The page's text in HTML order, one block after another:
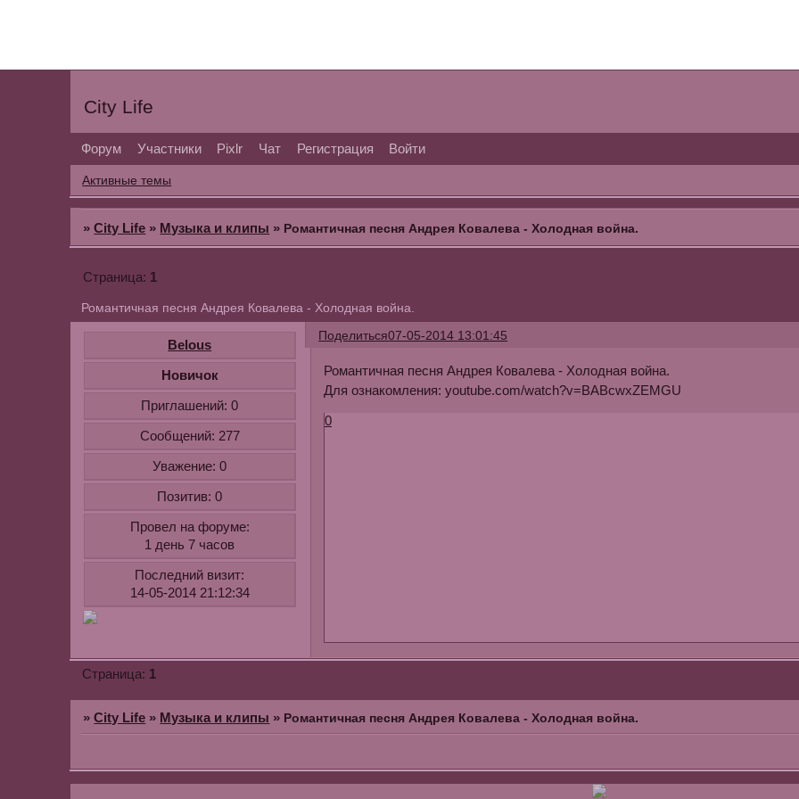
City Life
Форум Участники Pixlr Чат Регистрация Войти
Активные темы
»City Life » Музыка и клипы » Романтичная песня Андрея Ковалева - Холодная война.
Романтичная песня Андрея Ковалева - Холодная война.
Страница: 1
Поделиться07-05-2014 13:01:45
Belous
Новичок
Приглашений: 0
Сообщений: 277
Уважение: 0
Позитив: 0
Провел на форуме:
1 день 7 часов
Последний визит:
14-05-2014 21:12:34
Романтичная песня Андрея Ковалева - Холодная война.
Для ознакомления: youtube.com/watch?v=BABcwxZEMGU
0
Страница: 1
»City Life » Музыка и клипы » Романтичная песня Андрея Ковалева - Холодная война.